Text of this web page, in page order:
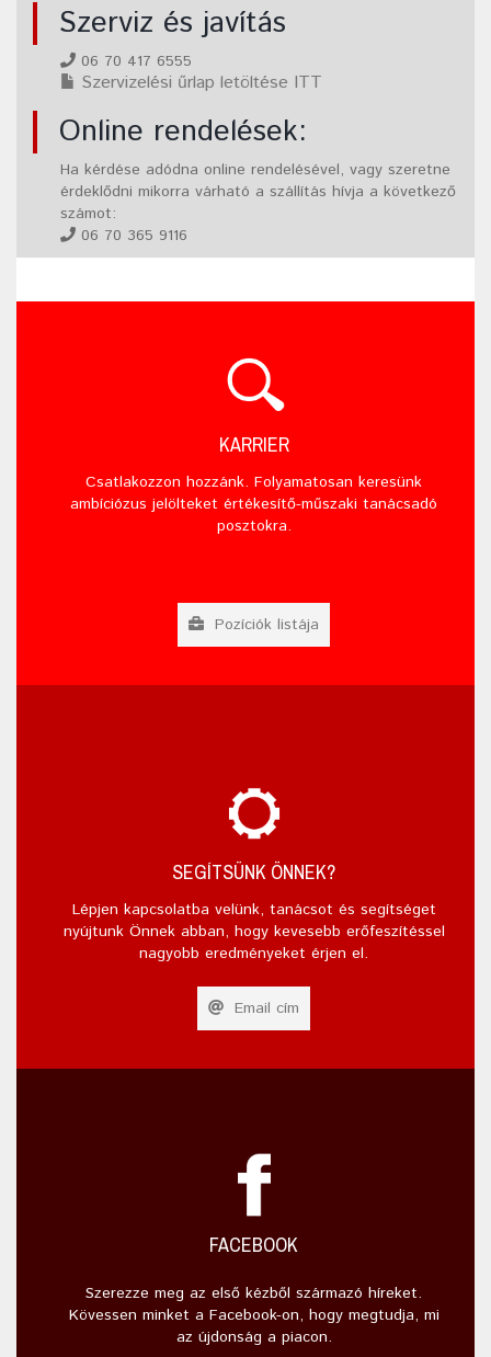
Szerviz és javítás
06 70 417 6555
Szervizelési űrlap letöltése ITT
Online rendelések:
Ha kérdése adódna online rendelésével, vagy szeretne
érdeklődni mikorra várható a szállítás hívja a következő
számot:
06 70 365 9116
KARRIER
Csatlakozzon hozzánk. Folyamatosan keresünk
ambíciózus jelölteket értékesítő-műszaki tanácsadó
posztokra.
Pozíciók listája
SEGÍTSÜNK ÖNNEK?
Lépjen kapcsolatba velünk, tanácsot és segítséget
nyújtunk Önnek abban, hogy kevesebb erőfeszítéssel
nagyobb eredményeket érjen el.
Email cím
FACEBOOK
Szerezze meg az első kézből származó híreket.
Kövessen minket a Facebook-on, hogy megtudja, mi
az újdonság a piacon.